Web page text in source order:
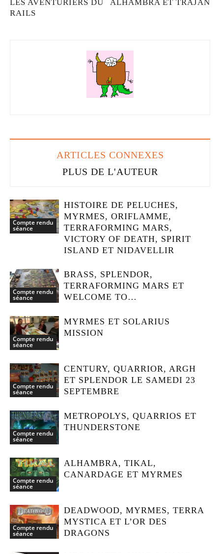
LES AVENTURIERS DU
RAILS
ALHAMBRA ET TRAJAN
ARTICLES CONNEXES
PLUS DE L'AUTEUR
Compte rendu
séance
HISTOIRE DE PELUCHES,
MYRMES, ORIFLAMME,
TERRAFORMING MARS,
VICTORY OF DEATH, SPIRIT
ISLAND ET NIDAVELLIR
Compte rendu
séance
BRASS, SPLENDOR,
TERRAFORMING MARS ET
WELCOME TO…
Compte rendu
séance
MYRMES ET SOLARIUS
MISSION
Compte rendu
séance
CENTURY, QUARRIOR, ARGH
ET SPLENDOR LE SAMEDI 23
SEPTEMBRE
Compte rendu
séance
METROPOLYS, QUARRIOS ET
THUNDERSTONE
Compte rendu
séance
ALHAMBRA, TIKAL,
CANARDAGE ET MYRMES
Compte rendu
séance
DEADWOOD, MYRMES, TERRA
MYSTICA ET L’OR DES
DRAGONS